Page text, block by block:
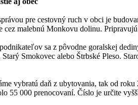
pre cestovný ruch v obci je
cez malebnú Monkovu dolinu.
sa z pôvodne goralskej
Starý Smokovec alebo Štrbské Pleso.
vybratú daň z ubytovania, tak od
55 000 prenocovaní. Číslo je určite